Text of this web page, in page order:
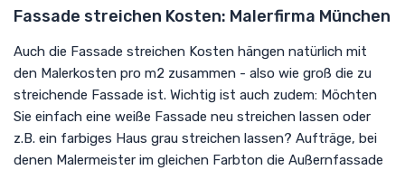
Fassade streichen Kosten: Malerfirma München
Auch die Fassade streichen Kosten hängen natürlich mit
den Malerkosten pro m2 zusammen - also wie groß die zu
streichende Fassade ist. Wichtig ist auch zudem: Möchten
Sie einfach eine weiße Fassade neu streichen lassen oder
z.B. ein farbiges Haus grau streichen lassen? Aufträge, bei
denen Malermeister im gleichen Farbton die Außernfassade